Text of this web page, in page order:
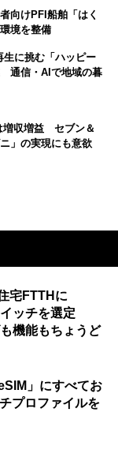
向けPFI船舶「はく
境を整備
生に挑む「ハッピー
通信・AIで地域の暮
増収増益 セブン＆
」の実現にも意欲
宅FTTHに
ッチを選定
機能もちょうど
」にすべてお
プロファイルを